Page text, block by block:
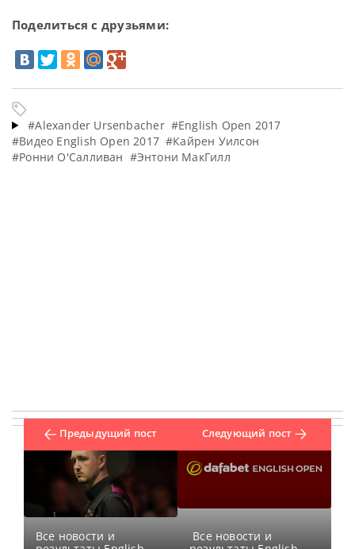
Поделиться с друзьями:
#Alexander Ursenbacher #English Open 2017
#Видео English Open 2017 #Кайрен Уилсон
#Ронни О'Салливан #Энтони МакГилл
Предыдущий пост
Все новости и
Следующий пост
Все новости и